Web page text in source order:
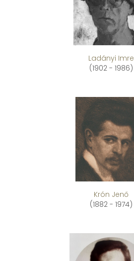
Ladányi Imre
(1902 - 1986)
Krón Jenő
(1882 - 1974)